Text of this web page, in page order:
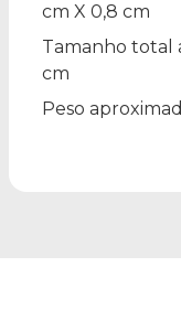
cm X 0,8 cm
Tamanho total
cm
Peso